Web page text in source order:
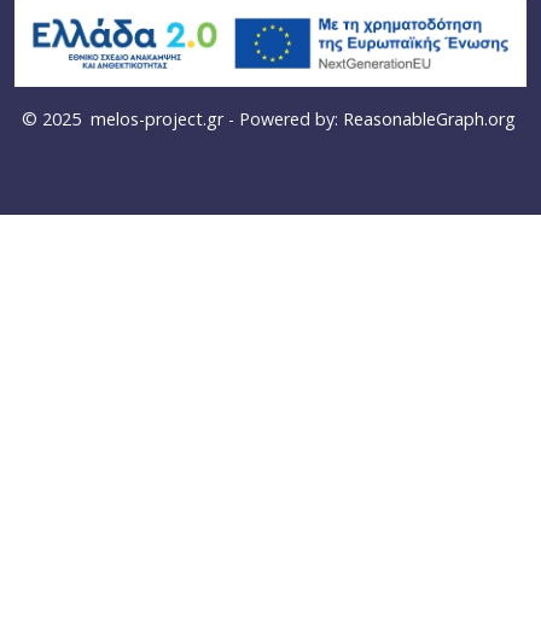
© 2025 melos-project.gr- Powered by: ReasonableGraph.org